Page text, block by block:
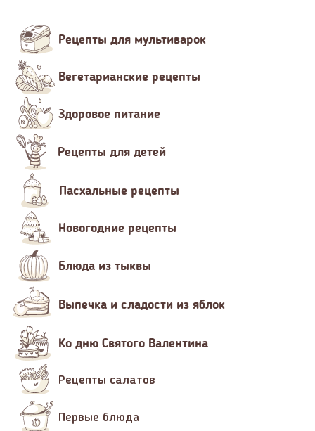
Рецепты для мультиварок
Вегетарианские рецепты
Здоровое питание
Рецепты для детей
Пасхальные рецепты
Новогодние рецепты
Блюда из тыквы
Выпечка и сладости из яблок
Ко дню Святого Валентина
Рецепты салатов
Первые блюда